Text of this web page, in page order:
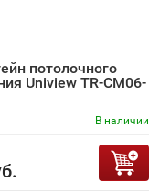
потолочного
Uniview TR-CM06-
В наличии